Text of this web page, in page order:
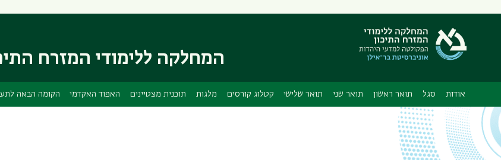
ראשי
תפריט
משני
המחלקה ללימודי המזרח
אודות סגל תואר ראשון תואר שני תואר שלישי קטלוג קורסים מלגות תוכנית מצטיינים האפוד האקדמי הקומה הבאה